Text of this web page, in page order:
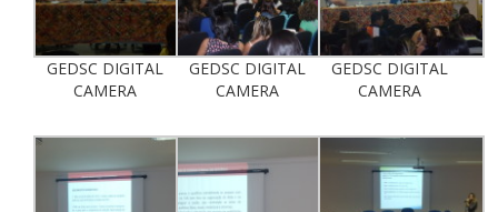
GEDSC DIGITAL
CAMERA
GEDSC DIGITAL
CAMERA
GEDSC DIGITAL
CAMERA